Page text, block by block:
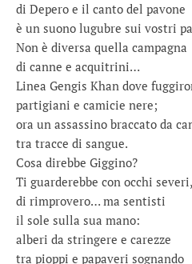
di Depero e il canto del pavone
è un suono lugubre sui vostri
Non è diversa quella campagna
di canne e acquitrini…
Linea Gengis Khan dove
partigiani e camicie nere;
ora un assassino braccato da
tra tracce di sangue.
Cosa direbbe Giggino?
Ti guarderebbe con occhi severi,
di rimprovero… ma sentisti
il sole sulla sua mano:
alberi da stringere e carezze
tra pioppi e papaveri sognando